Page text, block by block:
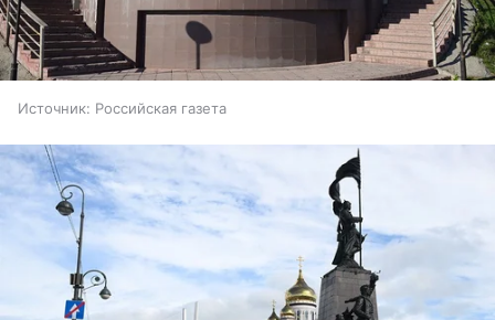
Источник: Российская газета